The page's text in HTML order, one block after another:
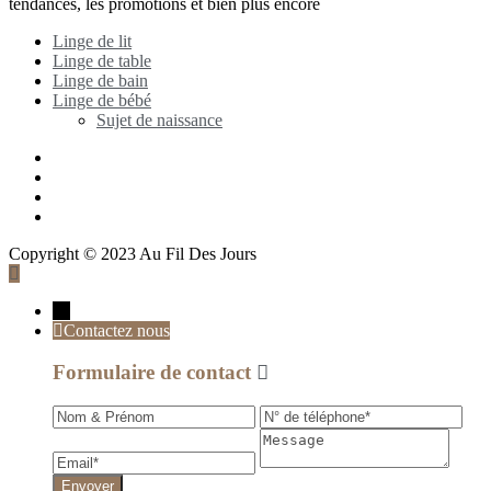
Linge de lit
Linge de table
Linge de bain
Linge de bébé
Sujet de naissance
Copyright © 2023 Au Fil Des Jours
Contactez nous
Formulaire de contact